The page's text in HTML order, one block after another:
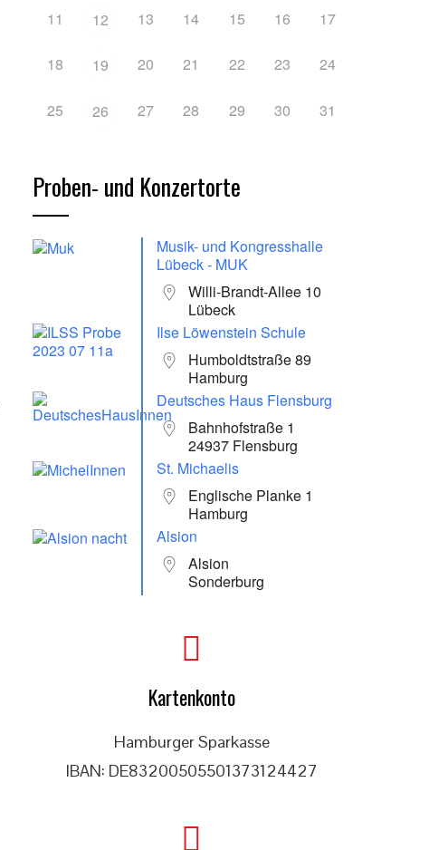
11 12 13 14 15 16 17
18 19 20 21 22 23 24
25 26 27 28 29 30 31
Proben- und Konzertorte
Musik- und Kongresshalle
Lübeck - MUK
Willi-Brandt-Allee 10
Lübeck
Ilse Löwenstein Schule
Humboldtstraße 89
Hamburg
Deutsches Haus Flensburg
Bahnhofstraße 1
24937 Flensburg
St. Michaelis
Englische Planke 1
Hamburg
Alsion
Alsion
Sonderburg
Kartenkonto
Hamburger Sparkasse
IBAN: DE83200505501373124427